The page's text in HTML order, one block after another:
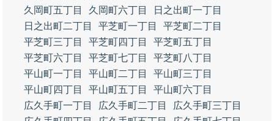
久岡町五丁目
久岡町六丁目
日之出町一丁目
日之出町二丁目
平芝町一丁目
平芝町二丁目
平芝町三丁目
平芝町四丁目
平芝町五丁目
平芝町六丁目
平芝町七丁目
平芝町八丁目
平山町一丁目
平山町二丁目
平山町三丁目
平山町四丁目
平山町五丁目
平山町六丁目
広久手町一丁目
広久手町二丁目
広久手町三丁目